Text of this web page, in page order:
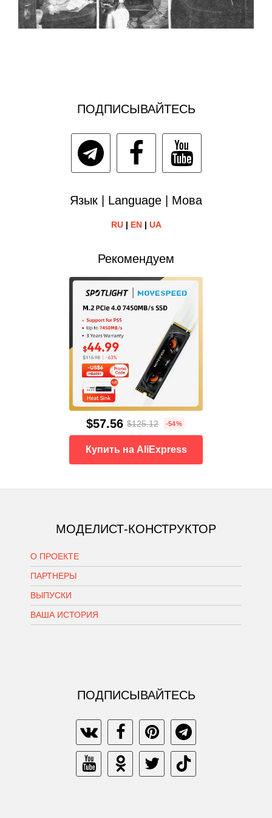
ПОДПИСЫВАЙТЕСЬ
Язык | Language | Мова
RU| EN| UA
Рекомендуем
$57.56 $125.12 -54%
Купить на AliExpress
МОДЕЛИСТ-КОНСТРУКТОР
О ПРОЕКТЕ
ПАРТНЕРЫ
ВЫПУСКИ
ВАША ИСТОРИЯ
ПОДПИСЫВАЙТЕСЬ